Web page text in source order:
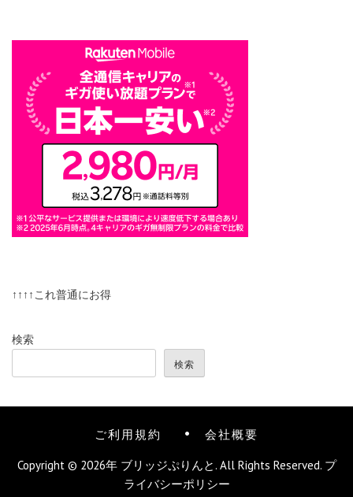
↑↑↑↑これ普通にお得
検索
検索
ご利用規約 会社概要
Copyright © 2026年 ブリッジぷりんと. All Rights Reserved. プ
ライバシーポリシー